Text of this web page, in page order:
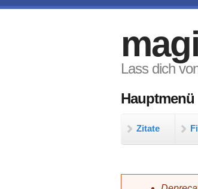
Lass dich
Hauptmenü
Zitate